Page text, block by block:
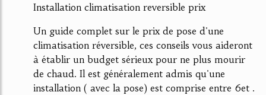
Installation climatisation reversible prix
Un guide complet sur le prix de pose d'une
climatisation réversible, ces conseils vous aideront
à établir un budget sérieux pour ne plus mourir
de chaud. Il est généralement admis qu'une
installation ( avec la pose) est comprise entre 6et .